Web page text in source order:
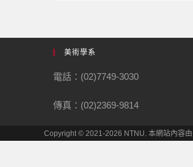
美術學系
電話：(02)7749-3030
傳真：(02)2369-9814
Copyright © 2021-2026 NTNU. 本網站內容由